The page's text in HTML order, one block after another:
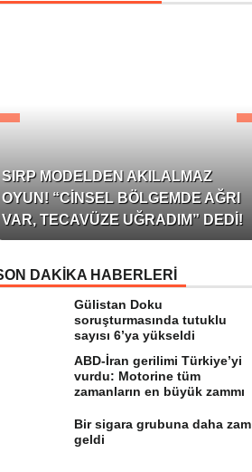
SIRP MODELDEN AKILALMAZ
OYUN! “CINSEL BÖLGEMDE AĞRI
VAR, TECAVÜZE UĞRADIM” DEDI!
DAKİKA HABERLERİ
Gülistan Doku
soruşturmasında tutuklu
sayısı 6’ya yükseldi
ABD-İran gerilimi Türkiye’yi
vurdu: Motorine tüm
zamanların en büyük zammı
Bir sigara grubuna daha zam
geldi